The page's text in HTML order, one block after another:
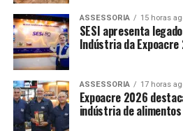
ASSESSORIA 15 horas
SESI apresenta
Indústria da
ASSESSORIA 17 horas
Expoacre 2026
indústria de alimentos